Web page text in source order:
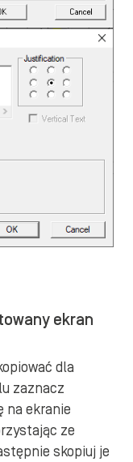
ekran
dla
zaznacz
na ekranie
ze
skopiuj je